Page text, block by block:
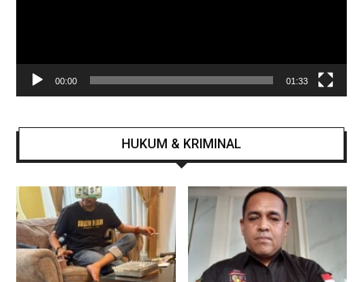
00:00 01:33
HUKUM & KRIMINAL